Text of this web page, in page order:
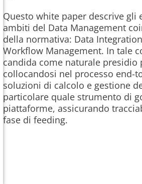
Questo white paper descrive
ambiti del Data Management
della normativa: Data
Workflow Management. In tale
candida come naturale
collocandosi nel processo end-
soluzioni di calcolo e gestione
particolare quale strumento di
piattaforme, assicurando
fase di feeding.